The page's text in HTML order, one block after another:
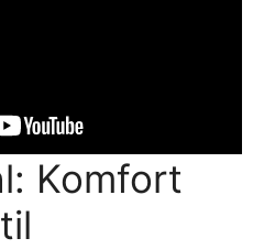
Komfort